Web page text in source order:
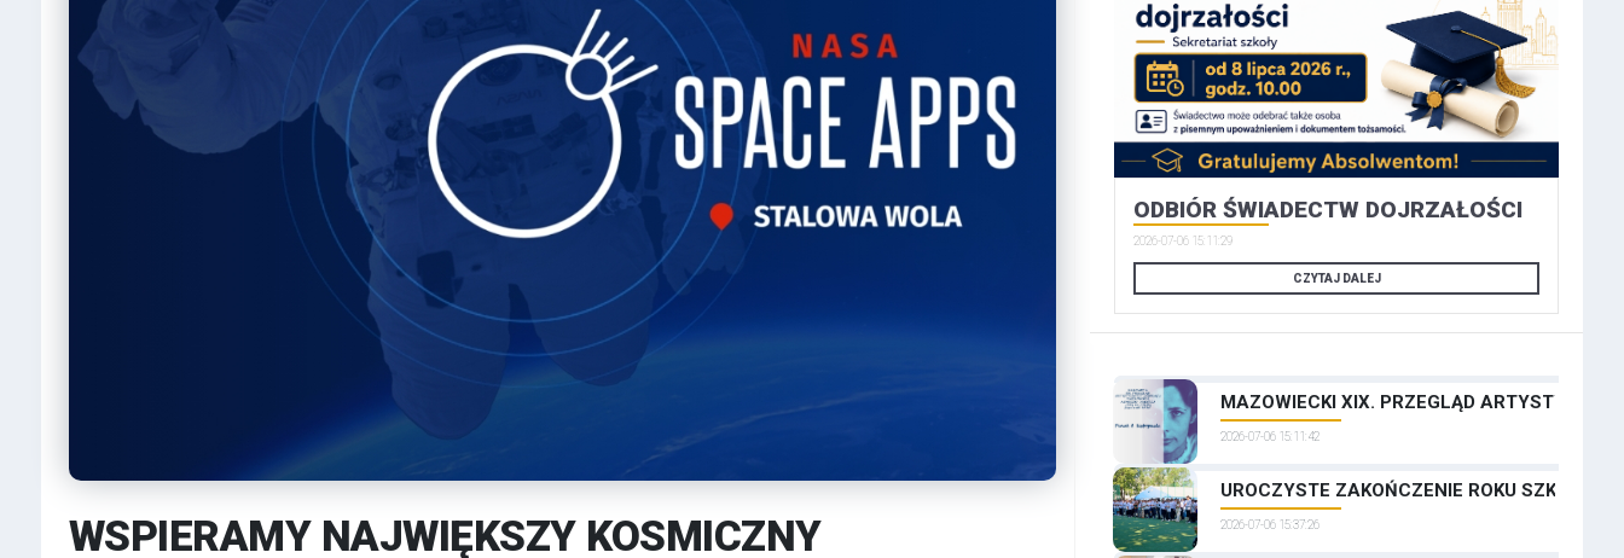
WSPIERAMY NAJWIĘKSZY KOSMICZNY
ODBIÓR ŚWIADECTW DOJRZAŁOŚCI
2026-07-06 15:11:29
CZYTAJ DALEJ
MAZOWIECKI XIX. PRZEGLĄD
2026-07-06 15:11:42
UROCZYSTE ZAKOŃCZENIE ROKU
2026-07-06 15:37:26